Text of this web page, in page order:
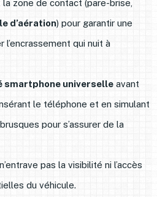
zone de contact (pare-brise,
d’aération) pour garantir une
qui nuit à
smartphone universelleavant
le téléphone et en simulant
pour s’assurer de la
pas la visibilité ni l’accès
du véhicule.